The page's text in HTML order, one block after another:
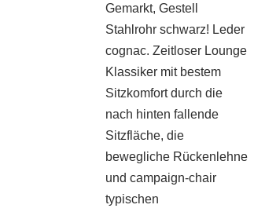
Gemarkt, Gestell
Stahlrohr schwarz! Leder
cognac. Zeitloser Lounge
Klassiker mit bestem
Sitzkomfort durch die
nach hinten fallende
Sitzfläche, die
bewegliche Rückenlehne
und campaign-chair
typischen